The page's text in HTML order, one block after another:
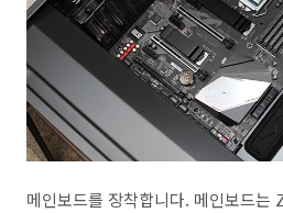
메인보드를 장착합니다. 메인보드